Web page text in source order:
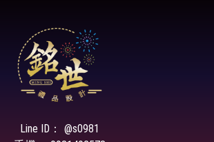
@s0981